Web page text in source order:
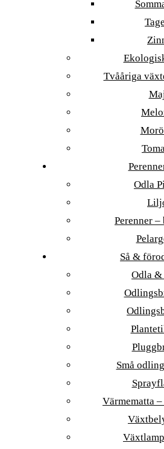
Tvååriga
Odla
Perenner –
Så &
Odla
Små
Värmematta